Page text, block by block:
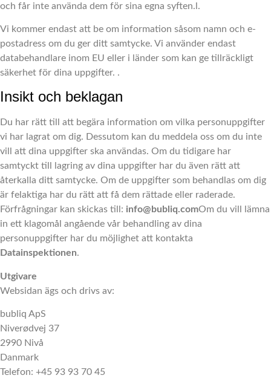
och får inte använda dem för sina egna syften.l.
Vi kommer endast att be om information såsom namn och e-
postadress om du ger ditt samtycke. Vi använder endast
databehandlare inom EU eller i länder som kan ge tillräckligt
säkerhet för dina uppgifter. .
Insikt och beklagan
Du har rätt till att begära information om vilka personuppgifter
vi har lagrat om dig. Dessutom kan du meddela oss om du inte
vill att dina uppgifter ska användas. Om du tidigare har
samtyckt till lagring av dina uppgifter har du även rätt att
återkalla ditt samtycke. Om de uppgifter som behandlas om dig
är felaktiga har du rätt att få dem rättade eller raderade.
Förfrågningar kan skickas till: info@bubliq.comOm du vill lämna
in ett klagomål angående vår behandling av dina
personuppgifter har du möjlighet att kontakta
Datainspektionen.
Utgivare
Websidan ägs och drivs av:
bubliq ApS
Niverødvej 37
2990 Nivå
Danmark
Telefon: +45 93 93 70 45